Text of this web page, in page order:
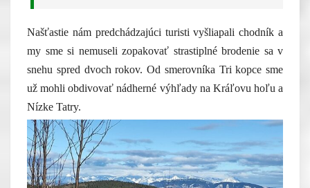
Našťastie nám predchádzajúci turisti vyšliapali chodník a
my sme si nemuseli zopakovať strastiplné brodenie sa v
snehu spred dvoch rokov. Od smerovníka Tri kopce sme
už mohli obdivovať nádherné výhľady na Kráľovu hoľu a
Nízke Tatry.